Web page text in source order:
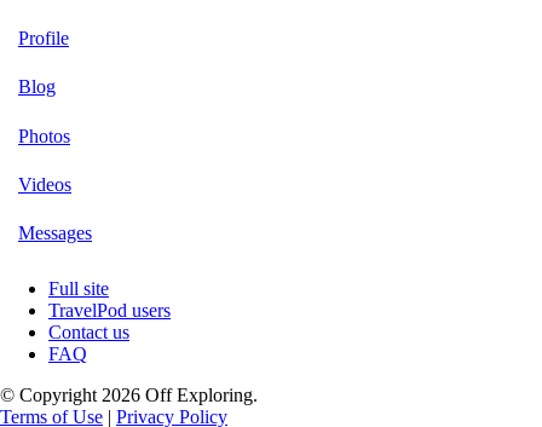
Profile
Blog
Photos
Videos
Messages
Full site
TravelPod users
Contact us
FAQ
© Copyright 2026 Off Exploring.
Terms of Use | Privacy Policy